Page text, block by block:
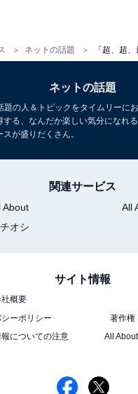
ネットの話題
ネットの話題
題の人＆トピックをタイムリーに
する、なんだか楽しい気分になれ
が盛りだくさん。
関連サービス
About
All
オシ
サイト情報
概要
ーポリシー
著作権
についての注意
All